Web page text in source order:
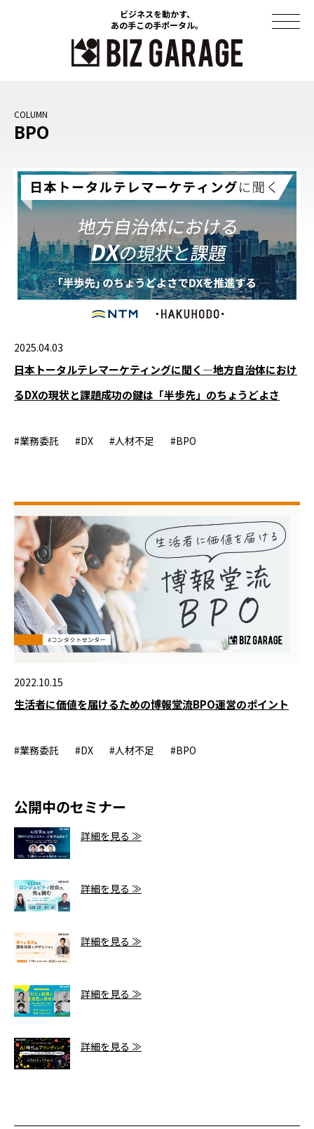
ビジネスを動かす、
あの手この手ポータル。
ビジネスを動かす、
あの手この手ポータル。
ソリューション
資料ダウンロード
このサイトについて
BPO
2025.04.03
日本トータルテレマーケティングに聞く—地方自治体におけ
るDXの現状と課題成功の鍵は「半歩先」のちょうどよさ
#業務委託 #DX #人材不足 #BPO
2022.10.15
生活者に価値を届けるための博報堂流BPO運営のポイント
#業務委託 #DX #人材不足 #BPO
公開中のセミナー
詳細を見る ≫
詳細を見る ≫
詳細を見る ≫
詳細を見る ≫
詳細を見る ≫